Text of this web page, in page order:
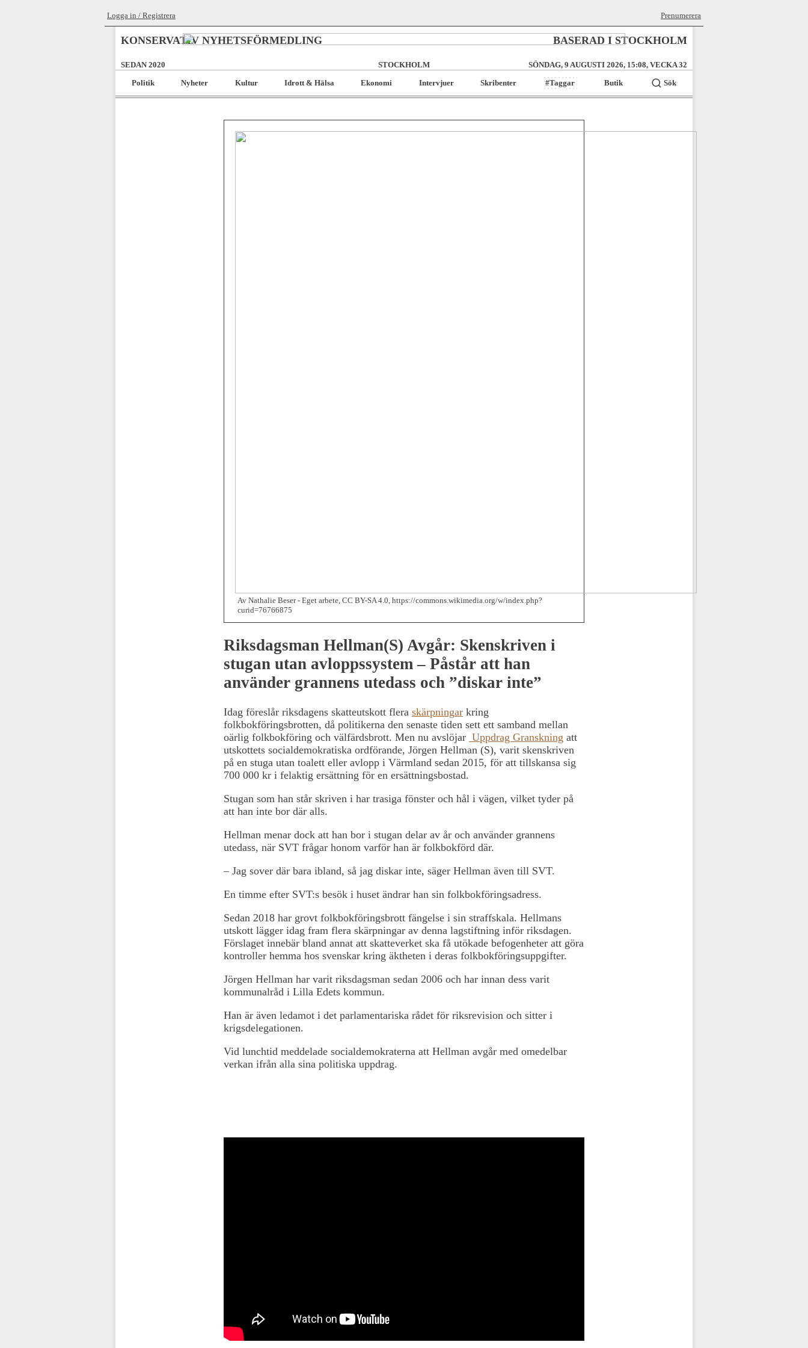
Logga in / Registrera Prenumerera
KONSERVATIV NYHETSFÖRMEDLING BASERAD I STOCKHOLM
SEDAN 2020 STOCKHOLM
SÖNDAG, 9 AUGUSTI 2026, 15:08, VECKA 32
Politik
Nyheter Kultur Idrott & Hälsa Ekonomi Intervjuer Skribenter #Taggar Butik Sök
Av Nathalie Beser - Eget arbete, CC BY-SA 4.0, https://commons.wikimedia.org/w/index.php?
curid=76766875
Riksdagsman Hellman(S) Avgår: Skenskriven i
stugan utan avloppssystem – Påstår att han
använder grannens utedass och ”diskar inte”
Idag föreslår riksdagens skatteutskott flera skärpningar kring
folkbokföringsbrotten, då politikerna den senaste tiden sett ett samband mellan
oärlig folkbokföring och välfärdsbrott. Men nu avslöjar Uppdrag Granskning att
utskottets socialdemokratiska ordförande, Jörgen Hellman (S), varit skenskriven
på en stuga utan toalett eller avlopp i Värmland sedan 2015, för att tillskansa sig
700 000 kr i felaktig ersättning för en ersättningsbostad.
Stugan som han står skriven i har trasiga fönster och hål i vägen, vilket tyder på
att han inte bor där alls.
Hellman menar dock att han bor i stugan delar av år och använder grannens
utedass, när SVT frågar honom varför han är folkbokförd där.
– Jag sover där bara ibland, så jag diskar inte, säger Hellman även till SVT.
En timme efter SVT:s besök i huset ändrar han sin folkbokföringsadress.
Sedan 2018 har grovt folkbokföringsbrott fängelse i sin straffskala. Hellmans
utskott lägger idag fram flera skärpningar av denna lagstiftning inför riksdagen.
Förslaget innebär bland annat att skatteverket ska få utökade befogenheter att göra
kontroller hemma hos svenskar kring äktheten i deras folkbokföringsuppgifter.
Jörgen Hellman har varit riksdagsman sedan 2006 och har innan dess varit
kommunalråd i Lilla Edets kommun.
Han är även ledamot i det parlamentariska rådet för riksrevision och sitter i
krigsdelegationen.
Vid lunchtid meddelade socialdemokraterna att Hellman avgår med omedelbar
verkan ifrån alla sina politiska uppdrag.